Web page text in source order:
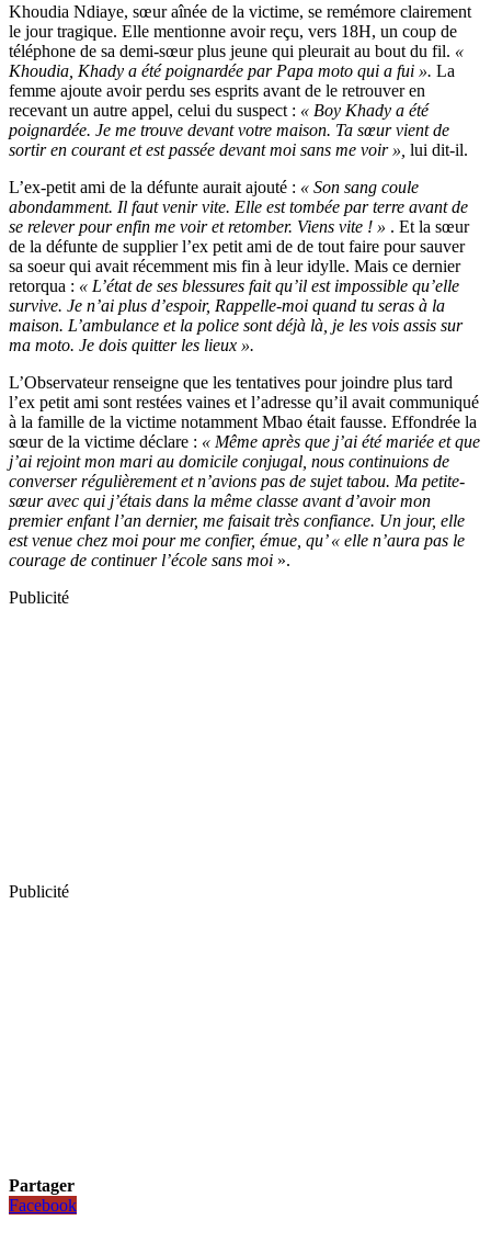
Khoudia Ndiaye, sœur aînée de la victime, se remémore clairement
le jour tragique. Elle mentionne avoir reçu, vers 18H, un coup de
téléphone de sa demi-sœur plus jeune qui pleurait au bout du fil. «
Khoudia, Khady a été poignardée par Papa moto qui a fui ». La
femme ajoute avoir perdu ses esprits avant de le retrouver en
recevant un autre appel, celui du suspect : « Boy Khady a été
poignardée. Je me trouve devant votre maison. Ta sœur vient de
sortir en courant et est passée devant moi sans me voir », lui dit-il.
L’ex-petit ami de la défunte aurait ajouté : « Son sang coule
abondamment. Il faut venir vite. Elle est tombée par terre avant de
se relever pour enfin me voir et retomber. Viens vite ! » . Et la sœur
de la défunte de supplier l’ex petit ami de de tout faire pour sauver
sa soeur qui avait récemment mis fin à leur idylle. Mais ce dernier
retorqua : « L’état de ses blessures fait qu’il est impossible qu’elle
survive. Je n’ai plus d’espoir, Rappelle-moi quand tu seras à la
maison. L’ambulance et la police sont déjà là, je les vois assis sur
ma moto. Je dois quitter les lieux ».
L’Observateur renseigne que les tentatives pour joindre plus tard
l’ex petit ami sont restées vaines et l’adresse qu’il avait communiqué
à la famille de la victime notamment Mbao était fausse. Effondrée la
sœur de la victime déclare : « Même après que j’ai été mariée et que
j’ai rejoint mon mari au domicile conjugal, nous continuions de
converser régulièrement et n’avions pas de sujet tabou. Ma petite-
sœur avec qui j’étais dans la même classe avant d’avoir mon
premier enfant l’an dernier, me faisait très confiance. Un jour, elle
est venue chez moi pour me confier, émue, qu’ « elle n’aura pas le
courage de continuer l’école sans moi ».
Publicité
Publicité
Partager
Facebook